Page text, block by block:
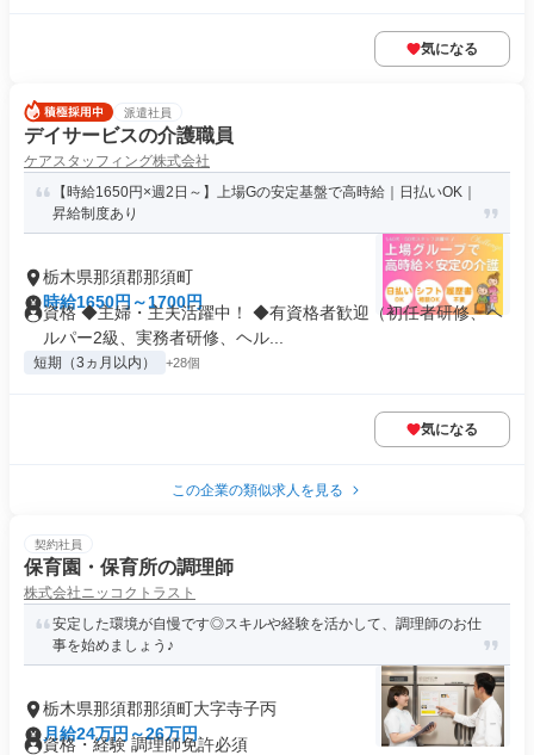
気になる
派遣社員
デイサービスの介護職員
ケアスタッフィング株式会社
【時給1650円×週2日～】上場Gの安定基盤で高時給｜日払いOK｜
昇給制度あり
栃木県那須郡那須町
時給1650円～1700円
資格 ◆主婦・主夫活躍中！ ◆有資格者歓迎（初任者研修、ヘ
ルパー2級、実務者研修、ヘル...
短期（3ヵ月以内） +28個
気になる
この企業の類似求人を見る
契約社員
保育園・保育所の調理師
株式会社ニッコクトラスト
安定した環境が自慢です◎スキルや経験を活かして、調理師のお仕
事を始めましょう♪
栃木県那須郡那須町大字寺子丙
月給24万円～26万円
資格・経験 調理師免許必須